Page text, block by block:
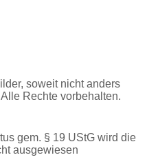
soweit nicht anders
Rechte vorbehalten.
gem. § 19 UStG wird die
ausgewiesen